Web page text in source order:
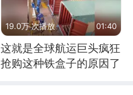
19.0万 次播放 01:40
这就是全球航运巨头疯狂
抢购这种铁盒子的原因了